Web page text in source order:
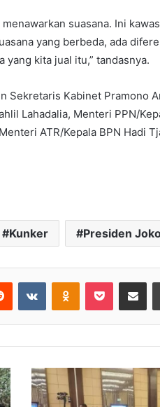
suasana. Ini
yang berbeda, ada
yang kita jual itu,” tandasnya.
Sekretaris Kabinet Pramono
Lahadalia, Menteri PPN/
ATR/Kepala BPN Hadi
Kunker Presiden